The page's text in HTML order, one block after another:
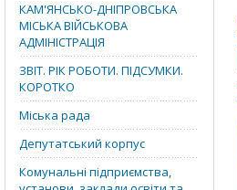
КАМ'ЯНСЬКО-ДНІПРОВСЬКА
МІСЬКА ВІЙСЬКОВА
АДМІНІСТРАЦІЯ
ЗВІТ. РІК РОБОТИ. ПІДСУМКИ.
КОРОТКО
Міська рада
Депутатський корпус
Комунальні підприємства,